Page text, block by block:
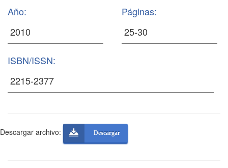
Año: Páginas:
ISBN/ISSN:
Descargar archivo: Descargar